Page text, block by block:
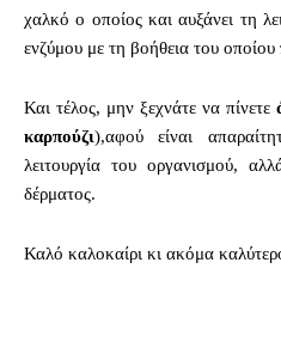
χαλκό ο οποίος και αυξάνει τη
ενζύμου με τη βοήθεια του οποίου
Και τέλος, μην ξεχνάτε να πίνετε
καρπούζι),αφού είναι
λειτουργία του οργανισμού,
δέρματος.
Καλό καλοκαίρι κι ακόμα